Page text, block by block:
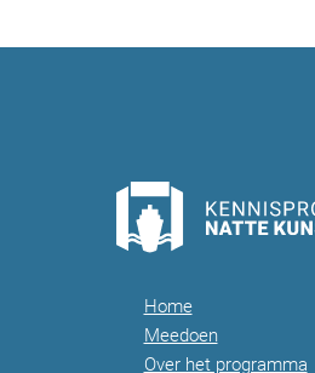
Home
Meedoen
Over het programma